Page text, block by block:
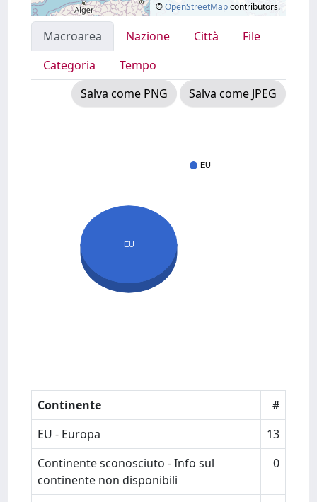
©OpenStreetMapcontributors.
Macroarea Nazione Città
File
Categoria
Tempo
Salva come PNG
Salva come JPEG
EU
EU
Continente
#
EU - Europa
13
Continente sconosciuto - Info sul
continente non disponibili
0